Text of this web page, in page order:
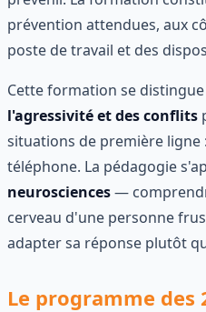
prévention attendues, aux
poste de travail et des
Cette formation se
l'agressivité et des conflits
situations de première ligne
téléphone. La pédagogie
neurosciences—
cerveau d'une personne
adapter sa réponse plutôt
Le programme des